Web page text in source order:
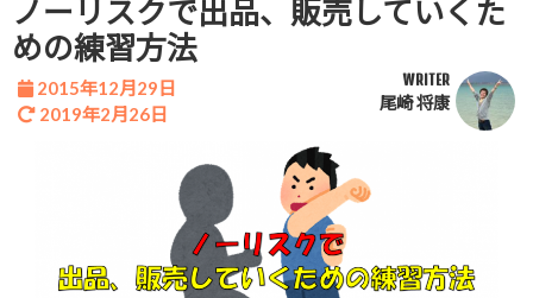
ノーリスクで出品、販売していくた
めの練習方法
2015年12月29日
2019年2月26日
WRITER
尾崎 将康